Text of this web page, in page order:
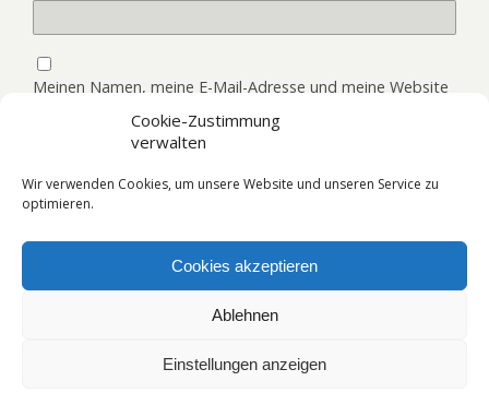
Cookie-Zustimmung
verwalten
Wir verwenden Cookies, um unsere Website und unseren Service zu
optimieren.
Cookies akzeptieren
Ablehnen
Einstellungen anzeigen
Meinen Namen, meine E-Mail-Adresse und meine Website
Zum Seitenanfang